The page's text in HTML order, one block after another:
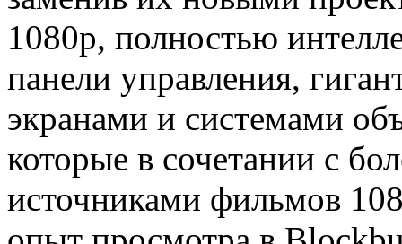
1080p, полностью
панели управления,
экранами и системами
которые в сочетании с
источниками фильмов